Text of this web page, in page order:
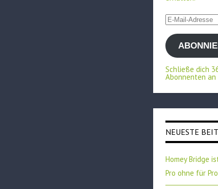
E-
Mail-
Adresse
Schließe dich
Abonnenten an
NEUESTE
Homey Bridge
Pro ohne für